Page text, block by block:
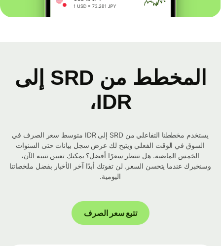
المخطط من SRD إلى
IDR،
يستخدم مخططنا التفاعلي من SRD إلى IDR متوسط ​​سعر الصرف في
السوق في الوقت الفعلي ويتيح لك عرض سجل بيانات حتى السنوات
الخمس الماضية. هل تنتظر سعرًا أفضل؟ يمكنك تعيين تنبيه الآن،
وسنخبرك عندما يتحسن السعر. لن تفوتك أبدًا آخر الأخبار بفضل ملخصاتنا
اليومية.
تتبع سعر الصرف